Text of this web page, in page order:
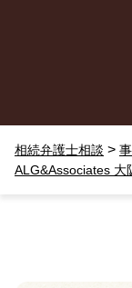
生前に相続
相続放棄し
い出されま
相続弁護士相談 >
ALG&Associates 大